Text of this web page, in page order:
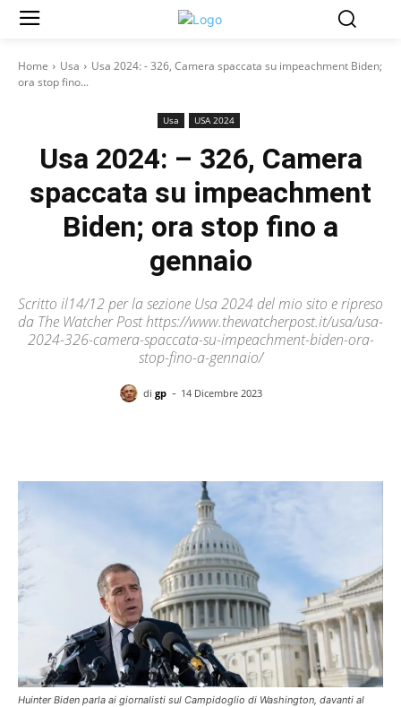
Home Usa
Usa 2024: - 326, Camera spaccata su impeachment Biden;
ora stop fino...
Usa USA 2024
Usa 2024: – 326, Camera
spaccata su impeachment
Biden; ora stop fino a
gennaio
Scritto il14/12 per la sezione Usa 2024 del mio sito e ripreso
da The Watcher Post https://www.thewatcherpost.it/usa/usa-
2024-326-camera-spaccata-su-impeachment-biden-ora-
stop-fino-a-gennaio/
di gp - 14 Dicembre 2023
Huinter Biden parla ai giornalisti sul Campidoglio di Washington, davanti al